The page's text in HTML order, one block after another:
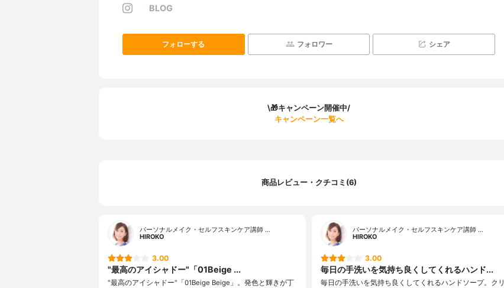
BLOG
フォローする フォロワー シェア
\🎁キャンペーン開催中/
キャンペーン一覧へ
商品レビュー・クチコミ(6)
パーソナルメイク・セルフスキンケア講師 …
HlROKO
3.00
"最高のアイシャドー"「01Beige ...
"最高のアイシャドー"「01Beige Beige」。発色と輝きが丁
パーソナルメイク・セルフスキンケア講師 …
HlROKO
3.00
毎日の手洗いを気持ち良くしてくれるハンド...
毎日の手洗いを気持ち良くしてくれるハンドソープ。クリ